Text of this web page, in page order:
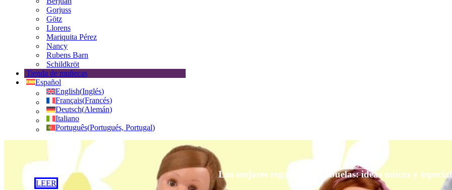
Gorjuss
Götz
Llorens
Mariquita Pérez
Nancy
Rubens Barn
Schildkröt
Tienda de muñecas
Español
English(Inglés)
Français(Francés)
Deutsch(Alemán)
Italiano
Português(Portugués, Portugal)
DOLLS BLOG
Los mejores regalos para abuelas: ideas únicas y
LEER